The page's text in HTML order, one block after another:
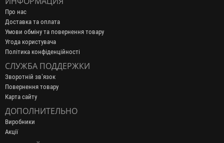
Про нас
Доставка та оплата
Умови обміну та повернення товару
Угода користувача
Політика конфіденційності
СЛУЖБА ПОДДЕРЖКИ
Зворотній зв’язок
Повернення товару
Карта сайту
ДОПОЛНИТЕЛЬНО
Виробники
Акції